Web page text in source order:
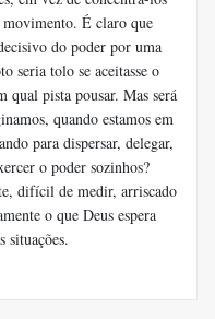
É claro que
do poder por uma
seria tolo se aceitasse o
qual pista pousar. Mas será
quando estamos em
para dispersar, delegar,
o poder sozinhos?
difícil de medir, arriscado
o que Deus espera
situações.